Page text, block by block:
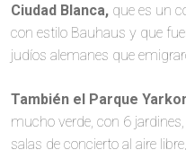
Ciudad Blanca, que es un
con estilo Bauhaus y que
judíos alemanes que
También el Parque
mucho verde, con 6
salas de concierto al aire